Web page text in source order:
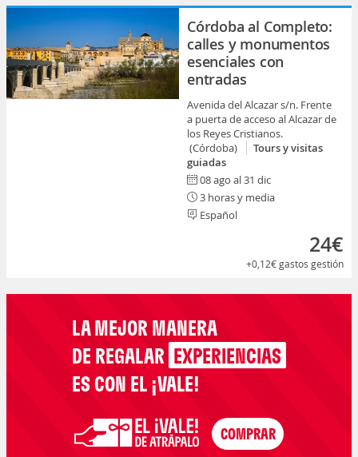
Córdoba al Completo:
calles y monumentos
esenciales con
entradas
Avenida del Alcazar s/n. Frente
a puerta de acceso al Alcazar de
los Reyes Cristianos.
(Córdoba)
Tours y visitas
guiadas
08 ago al 31 dic
3 horas y media
Español
24€
+0,12€gastos gestión
LA MEJOR MANERA
DE REGALAR EXPERIENCIAS
ES CON EL ¡VALE!